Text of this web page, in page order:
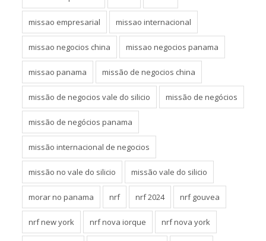
missao empresarial missao internacional
missao negocios china missao negocios panama
missao panama missão de negocios china
missão de negocios vale do silicio missão de negócios
missão de negócios panama
missão internacional de negocios
missão no vale do silicio missão vale do silicio
morar no panama nrf nrf 2024 nrf gouvea
nrf new york nrf nova iorque nrf nova york